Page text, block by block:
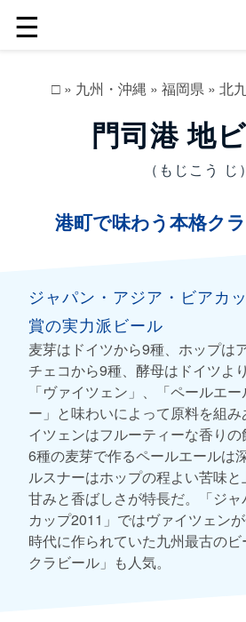
☰
□» 九州・沖縄 » 福岡県» 北
門司港 地
（もじこう じ）
港町で味わう本格ク
ジャパン・アジア・ビアカ
賞の実力派ビール
麦芽はドイツから9種、ホップは
チェコから9種、酵母はドイツよ
「ヴァイツェン」、「ペールエ
ー」と味わいによって原料を組
イツェンはフルーティーな香りの
6種の麦芽で作るペールエールは
ルスナーはホップの程よい苦味
甘みと香ばしさが特長だ。「ジ
カップ2011」ではヴァイツェン
時代に作られていた九州最古の
クラビール」も人気。